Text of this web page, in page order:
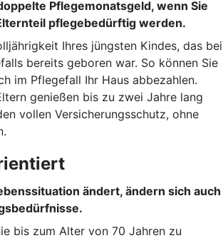
Pflegemonatsgeld, wenn Sie
pflegebedürftig werden.
Ihres jüngsten Kindes, das bei
bereits geboren war. So können Sie
im Pflegefall Ihr Haus abbezahlen.
genießen bis zu zwei Jahre lang
vollen Versicherungsschutz, ohne
ändert, ändern sich auch
bis zum Alter von 70 Jahren zu